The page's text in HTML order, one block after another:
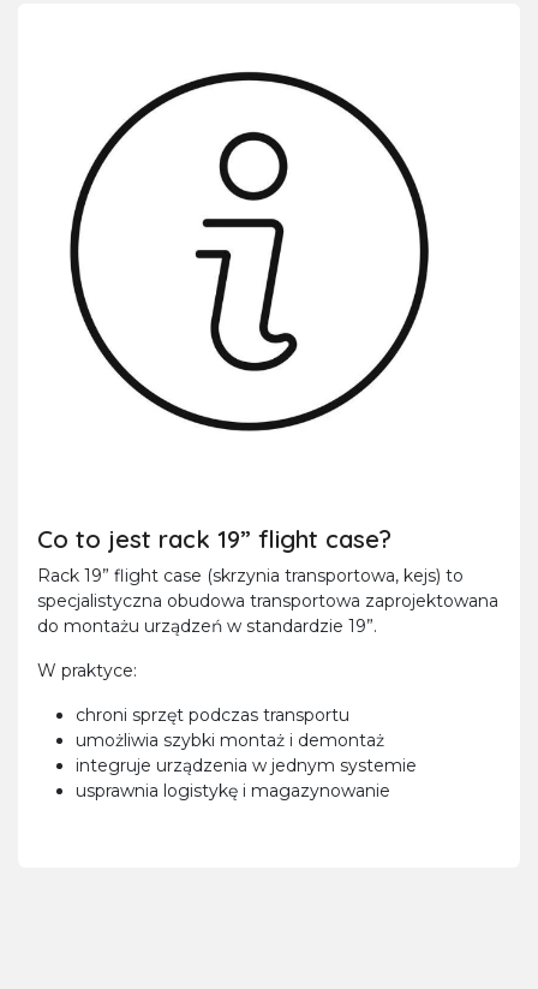
Co to jest rack 19” flight case?
Rack 19” flight case (skrzynia transportowa, kejs) to
specjalistyczna obudowa transportowa zaprojektowana
do montażu urządzeń w standardzie 19”.
W praktyce:
chroni sprzęt podczas transportu
umożliwia szybki montaż i demontaż
integruje urządzenia w jednym systemie
usprawnia logistykę i magazynowanie